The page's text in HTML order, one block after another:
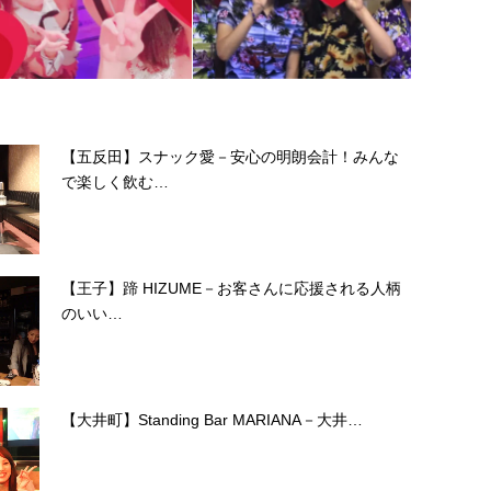
【五反田】スナック愛－安心の明朗会計！みんな
で楽しく飲む…
【王子】蹄 HIZUME－お客さんに応援される人柄
のいい…
【大井町】Standing Bar MARIANA－大井…